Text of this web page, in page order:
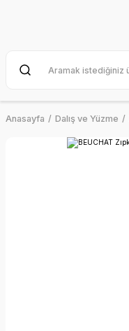
Anasayfa Dalış ve Yüzme